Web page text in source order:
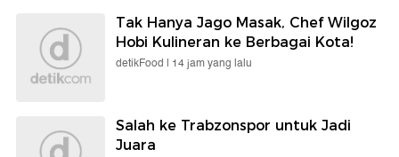
Tak Hanya Jago Masak, Chef Wilgoz
Hobi Kulineran ke Berbagai Kota!
detikFood | 14 jam yang lalu
Salah ke Trabzonspor untuk Jadi
Juara